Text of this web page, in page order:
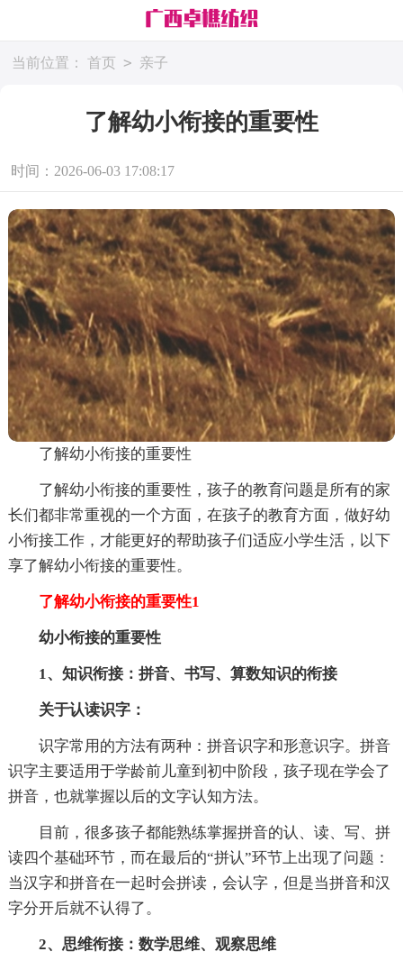
当前位置： 首页 > 亲子
了解幼小衔接的重要性
时间：2026-06-03 17:08:17
了解幼小衔接的重要性
了解幼小衔接的重要性，孩子的教育问题是所有的家
长们都非常重视的一个方面，在孩子的教育方面，做好幼
小衔接工作，才能更好的帮助孩子们适应小学生活，以下
享了解幼小衔接的重要性。
了解幼小衔接的重要性1
幼小衔接的重要性
1、知识衔接：拼音、书写、算数知识的衔接
关于认读识字：
识字常用的方法有两种：拼音识字和形意识字。拼音
识字主要适用于学龄前儿童到初中阶段，孩子现在学会了
拼音，也就掌握以后的文字认知方法。
目前，很多孩子都能熟练掌握拼音的认、读、写、拼
读四个基础环节，而在最后的“拼认”环节上出现了问题：
当汉字和拼音在一起时会拼读，会认字，但是当拼音和汉
字分开后就不认得了。
2、思维衔接：数学思维、观察思维